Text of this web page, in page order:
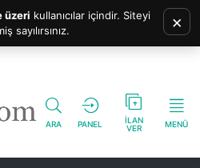
ARA PANEL
İLAN
VER
MENÜ
üzeri kullanıcılar içindir. Siteyi
sayılırsınız.
×